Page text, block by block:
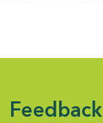
Feedback